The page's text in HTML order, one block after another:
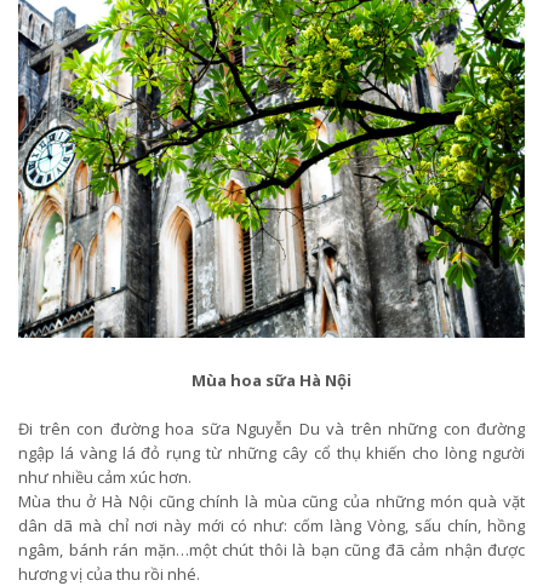
Mùa hoa sữa Hà Nội
Đi trên con đường hoa sữa Nguyễn Du và trên những con đường
ngập lá vàng lá đỏ rụng từ những cây cổ thụ khiến cho lòng người
như nhiều cảm xúc hơn.
Mùa thu ở Hà Nội cũng chính là mùa cũng của những món quà vặt
dân dã mà chỉ nơi này mới có như: cốm làng Vòng, sấu chín, hồng
ngâm, bánh rán mặn…một chút thôi là bạn cũng đã cảm nhận được
hương vị của thu rồi nhé.